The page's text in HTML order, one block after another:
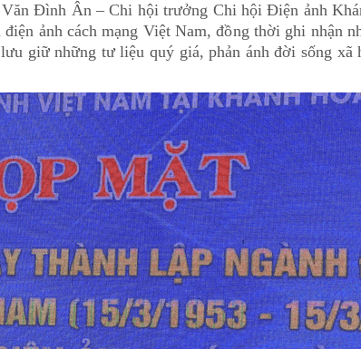
Đình Ân – Chi hội trưởng Chi hội Điện ảnh
ảnh cách mạng Việt Nam, đồng thời ghi nhận
giữ những tư liệu quý giá, phản ánh đời sống xã